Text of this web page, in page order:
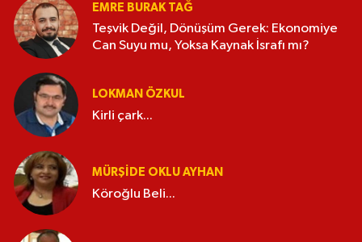
EMRE BURAK TAĞ
Teşvik Değil, Dönüşüm Gerek: Ekonomiye
Can Suyu mu, Yoksa Kaynak İsrafı mı?
LOKMAN ÖZKUL
Kirli çark...
MÜRŞIDE OKLU AYHAN
Köroğlu Beli...